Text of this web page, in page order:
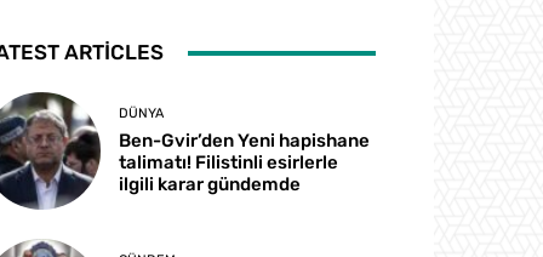
ARTICLES
DÜNYA
Ben-Gvir’den Yeni hapishane
talimatı! Filistinli esirlerle
ilgili karar gündemde